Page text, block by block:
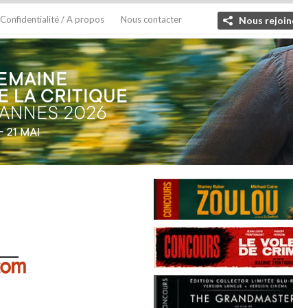
Confidentialité / A propos Nous contacter Nous